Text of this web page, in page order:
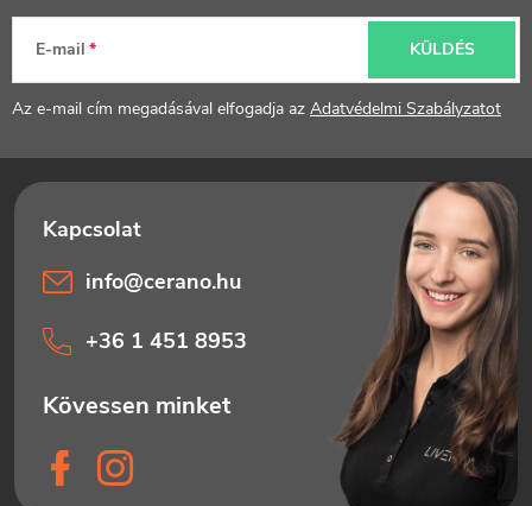
é
E-mail
Az e-mail cím megadásával elfogadja az Adatvédelmi Szabályzatot
KÜLDÉS
info@cerano.hu
+36 1 451 8953